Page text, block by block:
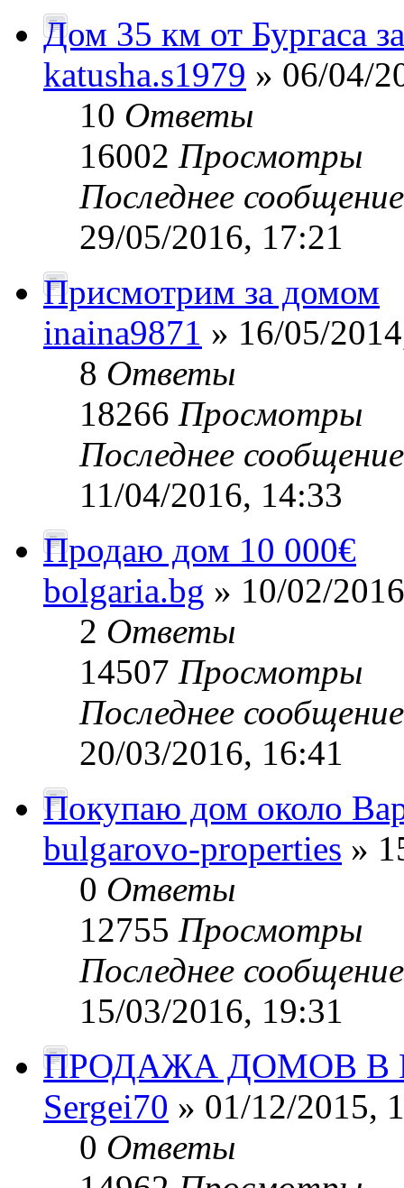
Дом 35 км от Бургаса
katusha.s1979 » 06/04/
10 Ответы
16002 Просмотры
Последнее
29/05/2016, 17:21
Присмотрим за домом
inaina9871 » 16/05/
8 Ответы
18266 Просмотры
Последнее
11/04/2016, 14:33
Продаю дом 10 000€
bolgaria.bg » 10/02/
2 Ответы
14507 Просмотры
Последнее
20/03/2016, 16:41
Покупаю дом около
bulgarovo-properties »
0 Ответы
12755 Просмотры
Последнее
15/03/2016, 19:31
ПРОДАЖА ДОМОВ В
Sergei70 » 01/12/2015,
0 Ответы